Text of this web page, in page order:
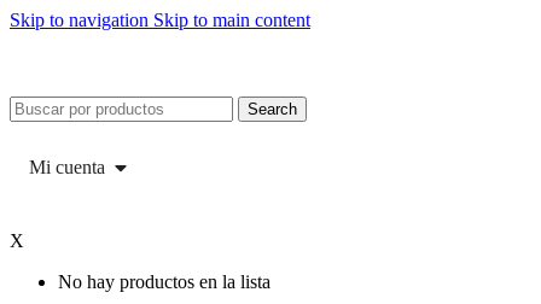
Skip to navigation Skip to main content
Search
Mi cuenta
X
No hay productos en la lista